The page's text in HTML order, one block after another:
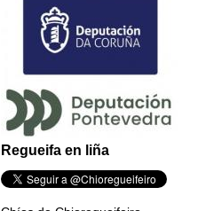
Regueifa en liña